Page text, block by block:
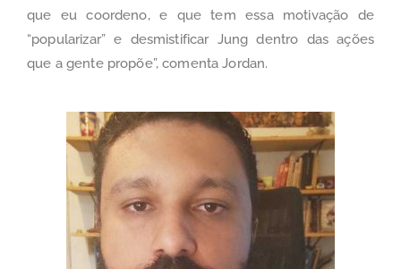
que eu coordeno, e que tem essa motivação de
“popularizar” e desmistificar Jung dentro das ações
que a gente propõe”, comenta Jordan.